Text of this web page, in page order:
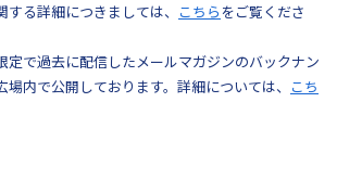
る詳細につきましては、 こちら をご覧くださ
で過去に配信したメールマガジンのバックナン
内で公開しております。詳細については、 こち